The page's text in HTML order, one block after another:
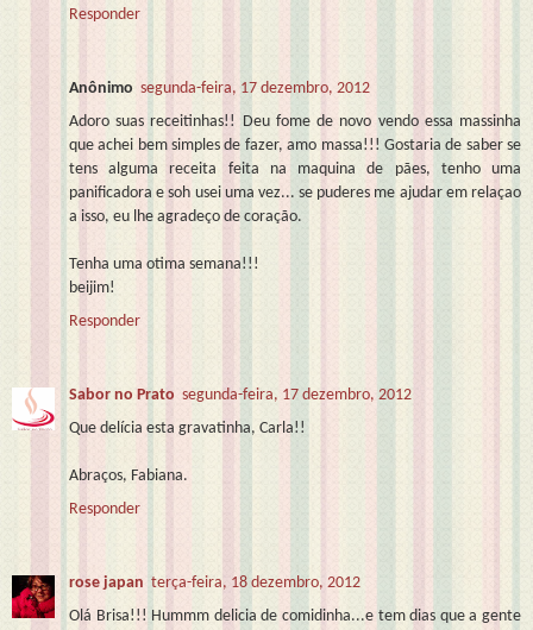
Responder
Anônimo segunda-feira, 17 dezembro, 2012
Adoro suas receitinhas!! Deu fome de novo vendo essa massinha
que achei bem simples de fazer, amo massa!!! Gostaria de saber se
tens alguma receita feita na maquina de pães, tenho uma
panificadora e soh usei uma vez... se puderes me ajudar em relaçao
a isso, eu lhe agradeço de coração.
Tenha uma otima semana!!!
beijim!
Responder
Sabor no Prato segunda-feira, 17 dezembro, 2012
Que delícia esta gravatinha, Carla!!
Abraços, Fabiana.
Responder
rose japan terça-feira, 18 dezembro, 2012
Olá Brisa!!! Hummm delicia de comidinha...e tem dias que a gente